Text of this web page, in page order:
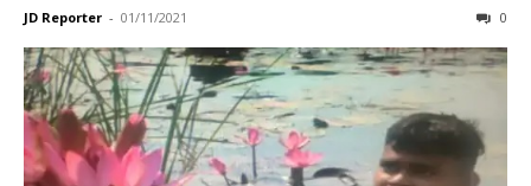
JD Reporter - 01/11/2021 0